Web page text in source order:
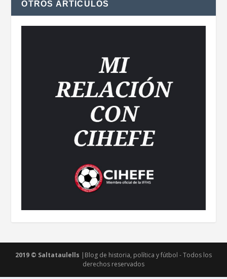
OTROS ARTÍCULOS
2019 © Saltataulells |Blog de historia, política y fútbol - Todos los
derechos reservados